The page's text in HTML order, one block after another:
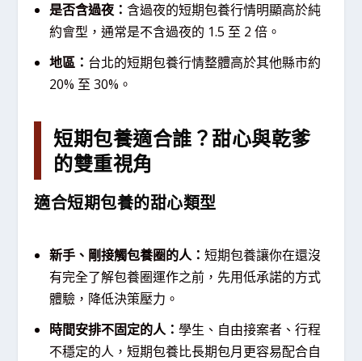
是否含過夜： 含過夜的短期包養行情明顯高於純
約會型，通常是不含過夜的 1.5 至 2 倍。
地區： 台北的短期包養行情整體高於其他縣市約
20% 至 30%。
短期包養適合誰？甜心與乾爹
的雙重視角
適合短期包養的甜心類型
新手、剛接觸包養圈的人： 短期包養讓你在還沒
有完全了解包養圈運作之前，先用低承諾的方式
體驗，降低決策壓力。
時間安排不固定的人： 學生、自由接案者、行程
不穩定的人，短期包養比長期包月更容易配合自